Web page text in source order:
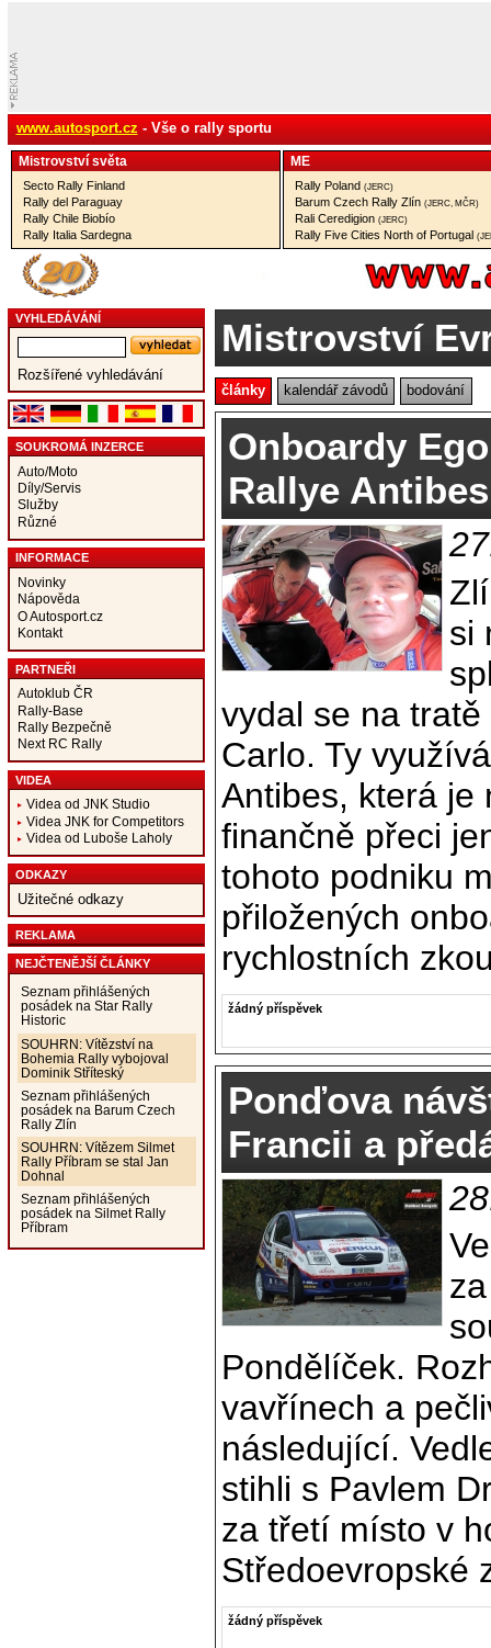
www.autosport.cz - Vše o rally sportu
Mistrovství­ světa
Secto Rally Finland
Rally del Paraguay
Rally Chile Biobío
Rally Italia Sardegna
ME
Rally Poland (JERC)
Barum Czech Rally Zlín (JERC, MČR)
Rali Ceredigion (JERC)
Rally Five Cities North of Portugal
VYHLEDÁVÁNÍ
Rozšířené vyhledávání
SOUKROMÁ INZERCE
Auto/Moto
Díly/Servis
Služby
Různé
INFORMACE
Novinky
Nápověda
O Autosport.cz
Kontakt
PARTNEŘI
Autoklub ČR
Rally-Base
Rally Bezpečně
Next RC Rally
VIDEA
Videa od JNK Studio
Videa JNK for Competitors
Videa od Luboše Laholy
ODKAZY
Užitečné odkazy
REKLAMA
NEJČTENĚJŠÍ ČLÁNKY
Seznam přihlášených
posádek na Star Rally
Historic
SOUHRN: Vítězství na
Bohemia Rally vybojoval
Dominik Stříteský
Seznam přihlášených
posádek na Barum Czech
Rally Zlín
SOUHRN: Vítězem Silmet
Rally Příbram se stal Jan
Dohnal
Seznam přihlášených
posádek na Silmet Rally
Příbram
Mistrovství
články kalendář závodů bodování
Onboardy
Rallye
si
vydal se na
Carlo. Ty
Antibes, která je
finančně přeci
tohoto podniku
přiložených
rychlostních
žádný příspěvek
Ponďova
Francii a
Pondělíček.
vavřínech a
následující.
stihli s Pavlem
za třetí místo v
Středoevropské
žádný příspěvek